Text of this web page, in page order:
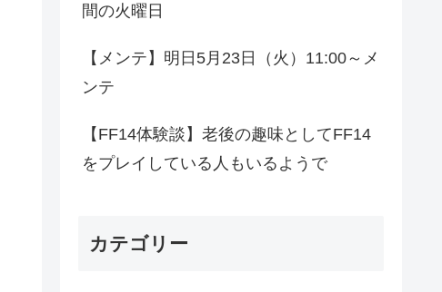
間の火曜日
【メンテ】明日5月23日（火）11:00～メ
ンテ
【FF14体験談】老後の趣味としてFF14
をプレイしている人もいるようで
カテゴリー